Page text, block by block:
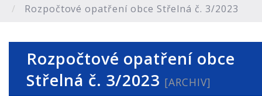
Rozpočtové opatření obce Střelná č. 3/2023
Rozpočtové opatření obce
Střelná č. 3/2023 [ARCHIV]